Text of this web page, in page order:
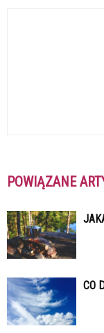
POWIĄZANE
CO